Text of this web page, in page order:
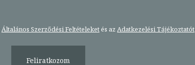
Általános Szerződési Feltételeketés az Adatkezelési Tájékoztatót
Feliratkozom